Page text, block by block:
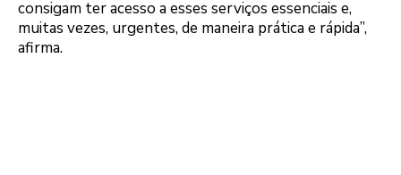
consigam ter acesso a esses serviços essenciais e,
muitas vezes, urgentes, de maneira prática e rápida”,
afirma.